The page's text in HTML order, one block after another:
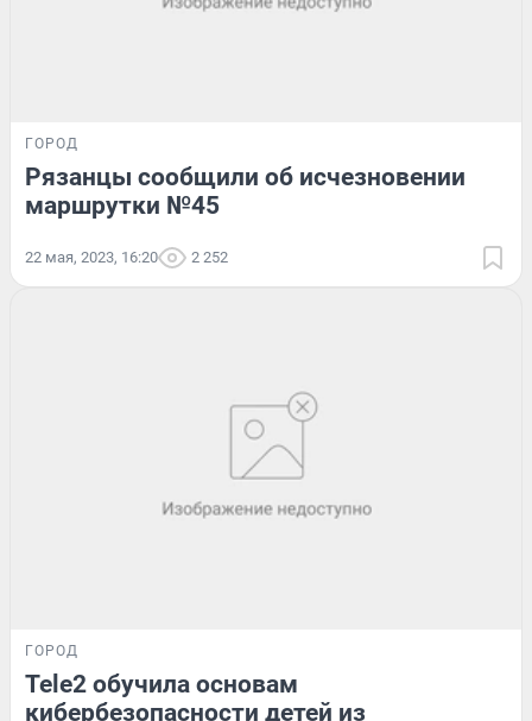
ГОРОД
Рязанцы сообщили об исчезновении
маршрутки №45
22 мая, 2023, 16:20 2 252
ГОРОД
Tele2 обучила основам
кибербезопасности детей из